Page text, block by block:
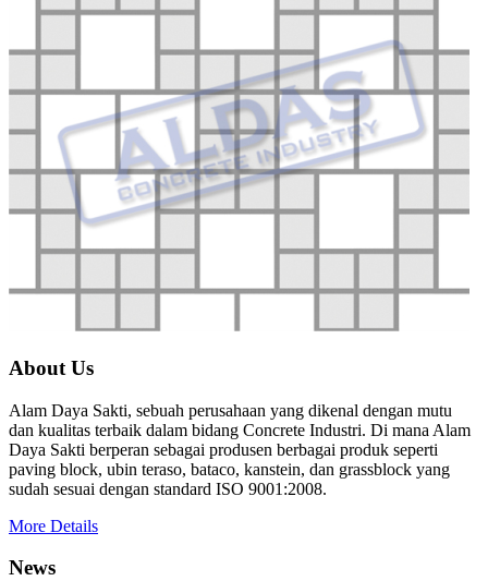
About Us
Alam Daya Sakti, sebuah perusahaan yang dikenal dengan mutu
dan kualitas terbaik dalam bidang Concrete Industri. Di mana Alam
Daya Sakti berperan sebagai produsen berbagai produk seperti
paving block, ubin teraso, bataco, kanstein, dan grassblock yang
sudah sesuai dengan standard ISO 9001:2008.
More Details
News